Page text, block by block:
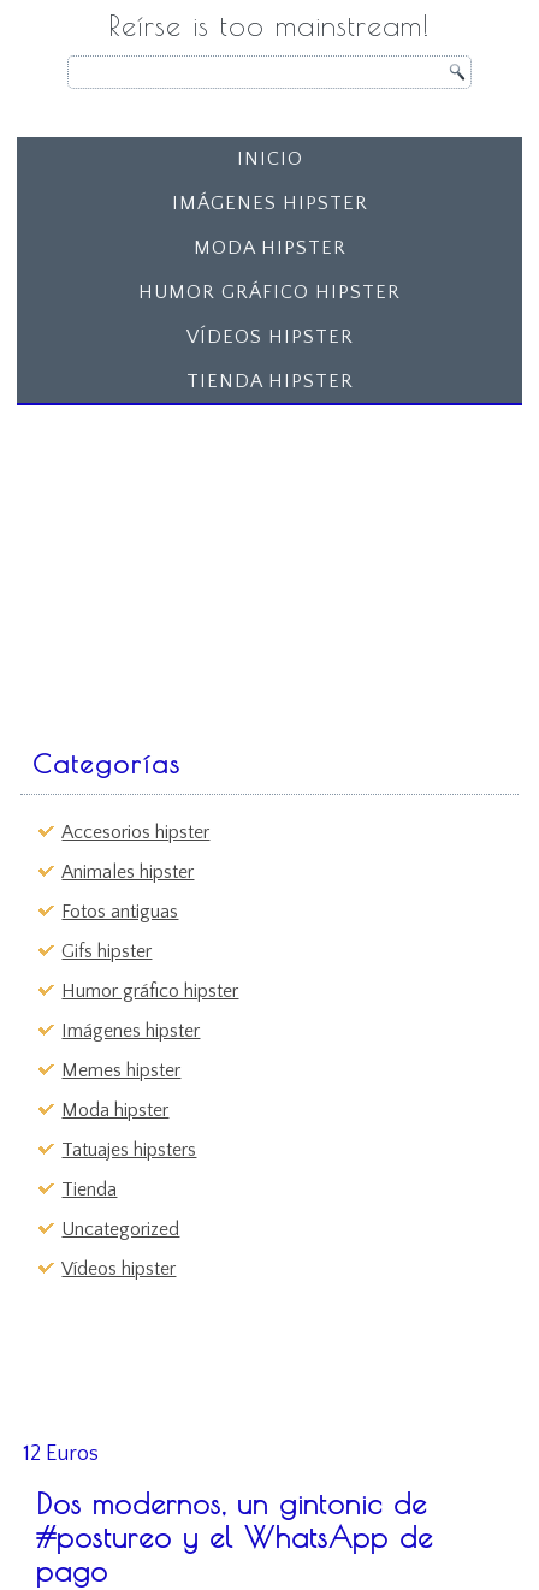
Reírse is too mainstream!
INICIO
IMÁGENES HIPSTER
MODA HIPSTER
HUMOR GRÁFICO HIPSTER
VÍDEOS HIPSTER
TIENDA HIPSTER
Categorías
Accesorios hipster
Animales hipster
Fotos antiguas
Gifs hipster
Humor gráfico hipster
Imágenes hipster
Memes hipster
Moda hipster
Tatuajes hipsters
Tienda
Uncategorized
Vídeos hipster
12 Euros
Dos modernos, un gintonic de
#postureo y el WhatsApp de
pago